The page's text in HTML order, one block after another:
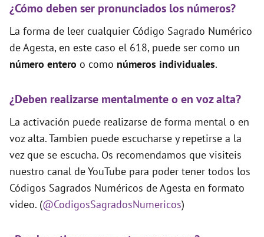
¿Cómo deben ser pronunciados los números?
La forma de leer cualquier Código Sagrado Numérico
de Agesta, en este caso el 618, puede ser como un
número entero o como números individuales.
¿Deben realizarse mentalmente o en voz alta?
La activación puede realizarse de forma mental o en
voz alta. Tambien puede escucharse y repetirse a la
vez que se escucha. Os recomendamos que visiteis
nuestro canal de YouTube para poder tener todos los
Códigos Sagrados Numéricos de Agesta en formato
video. (@CodigosSagradosNumericos)